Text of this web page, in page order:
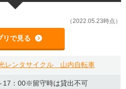
（2022.05.23時点）
リで見る
レンタサイクル 山内自転車
17：00※留守時は貸出不可